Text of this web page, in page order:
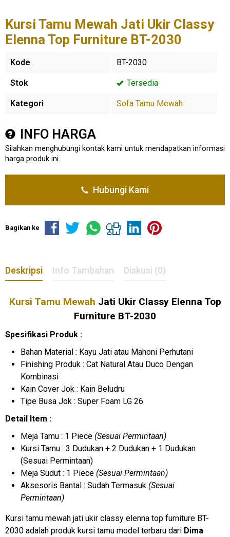
Kursi Tamu Mewah Jati Ukir Classy
Elenna Top Furniture BT-2030
Kode BT-2030
Stok Tersedia
Kategori Sofa Tamu Mewah
INFO HARGA
Silahkan menghubungi kontak kami untuk mendapatkan informasi
harga produk ini.
Hubungi Kami
Bagikan ke
Deskripsi Info Tambahan Diskusi (0)
Kursi Tamu Mewah Jati Ukir Classy Elenna Top
Furniture BT-2030
Spesifikasi Produk :
Bahan Material : Kayu Jati atau Mahoni Perhutani
Finishing Produk : Cat Natural Atau Duco Dengan
Kombinasi
Kain Cover Jok : Kain Beludru
Tipe Busa Jok : Super Foam LG 26
Detail Item :
Meja Tamu : 1 Piece (Sesuai Permintaan)
Kursi Tamu : 3 Dudukan + 2 Dudukan + 1 Dudukan
(Sesuai Permintaan)
Meja Sudut : 1 Piece (Sesuai Permintaan)
Aksesoris Bantal : Sudah Termasuk (Sesuai
Permintaan)
Kursi tamu mewah jati ukir classy elenna top furniture BT-
2030 adalah produk kursi tamu model terbaru dari Dima